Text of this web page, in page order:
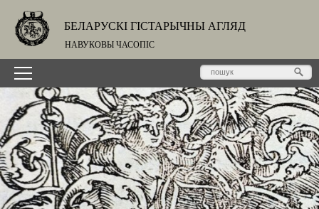
БЕЛАРУСКІ ГІСТАРЫЧНЫ АГЛЯД
НАВУКОВЫ ЧАСОПІС